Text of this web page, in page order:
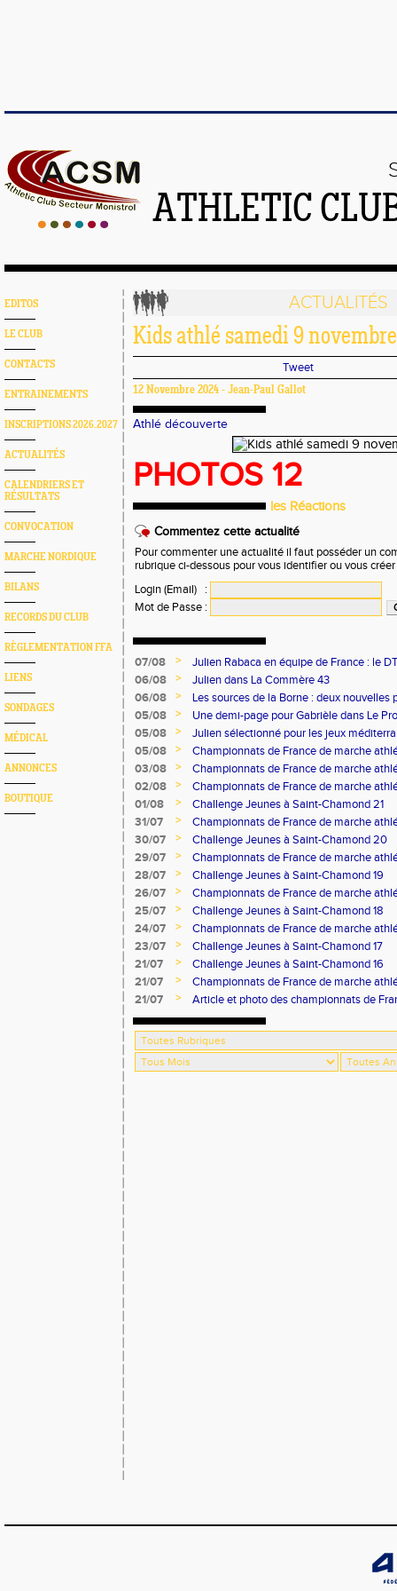
ATHLETIC
EDITOS
LE CLUB
CONTACTS
ENTRAINEMENTS
INSCRIPTIONS 2026.2027
ACTUALITÉS
CALENDRIERS ET
RÉSULTATS
CONVOCATION
MARCHE NORDIQUE
BILANS
RECORDS DU CLUB
RÈGLEMENTATION FFA
LIENS
SONDAGES
MÉDICAL
ANNONCES
BOUTIQUE
ACTUALITÉS
Kids athlé samedi 9
Tweet
12 Novembre 2024 - Jean-Paul Gallot
Athlé découverte
PHOTOS 12
les Réactions
Commentez cette actualité
Pour commenter une actualité il faut posséder un
rubrique ci-dessous pour vous identifier ou vous
Login (Email)
:
Mot de Passe :
07/08 >
Julien Rabaca en équipe de France : le
06/08
>
Julien dans La Commère 43
06/08
>
Les sources de la Borne : deux nouvelles
05/08
>
Une demi-page pour Gabrièle dans Le
05/08
>
Julien sélectionné pour les jeux
05/08
>
Championnats de France de marche
03/08
>
Championnats de France de marche
02/08
>
Championnats de France de marche
01/08
>
Challenge Jeunes à Saint-Chamond 21
31/07
>
Championnats de France de marche
30/07
>
Challenge Jeunes à Saint-Chamond 20
29/07
>
Championnats de France de marche
28/07
>
Challenge Jeunes à Saint-Chamond 19
26/07
>
Championnats de France de marche
25/07
>
Challenge Jeunes à Saint-Chamond 18
24/07
>
Championnats de France de marche
23/07
>
Challenge Jeunes à Saint-Chamond 17
21/07
>
Challenge Jeunes à Saint-Chamond 16
21/07
>
Championnats de France de marche
21/07
>
Article et photo des championnats de